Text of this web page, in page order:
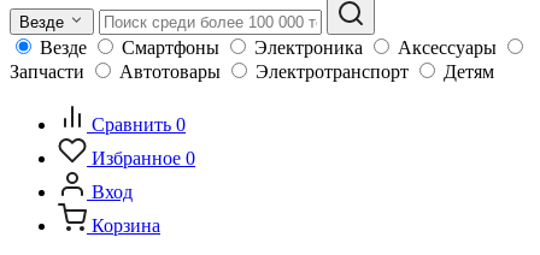
Везде
Везде Смартфоны Электроника
Аксессуары
Запчасти
Автотовары Электротранспорт Детям
Сравнить 0
Избранное 0
Вход
Корзина